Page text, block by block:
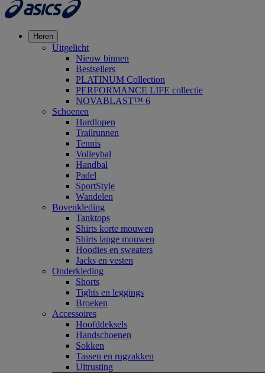
Heren
Uitgelicht
Nieuw binnen
Bestsellers
PLATINUM Collection
PERFORMANCE LIFE collectie
NOVABLAST™ 6
Schoenen
Hardlopen
Trailrunnen
Tennis
Volleybal
Handbal
Padel
SportStyle
Wandelen
Bovenkleding
Tanktops
Shirts korte mouwen
Shirts lange mouwen
Hoodies en sweaters
Jacks en vesten
Onderkleding
Shorts
Tights en leggings
Broeken
Accessoires
Hoofddeksels
Handschoenen
Sokken
Tassen en rugzakken
Uitrusting